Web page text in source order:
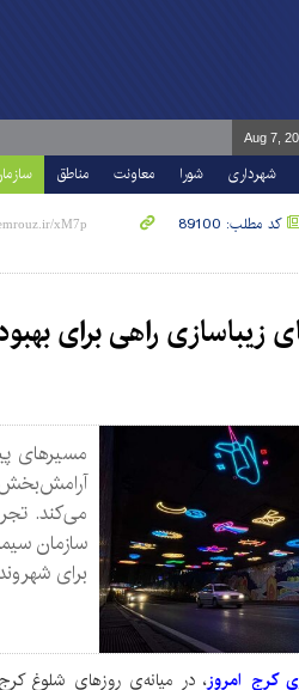
Aug 7,
شهرداری شورا معاونت مناطق
کد مطلب: 89100
زیباسازی راهی برای
مسیرهای
می‌کند.
سازمان
برای
کرج امروز، در میانه‌ی روزهای شلوغ